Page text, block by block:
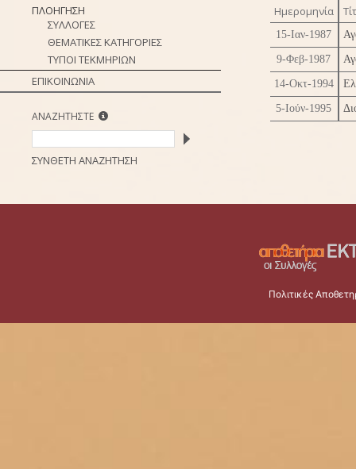
ΠΛΟΗΓΗΣΗ
ΣΥΛΛΟΓΕΣ
ΘΕΜΑΤΙΚΕΣ ΚΑΤΗΓΟΡΙΕΣ
ΤΥΠΟΙ ΤΕΚΜΗΡΙΩΝ
ΕΠΙΚΟΙΝΩΝΙΑ
ΑΝΑΖΗΤΗΣΤΕ
ΣΥΝΘΕΤΗ ΑΝΑΖΗΤΗΣΗ
Ημερομηνία
15-Ιαν-1987
9-Φεβ-1987
14-Οκτ-1994
5-Ιούν-1995